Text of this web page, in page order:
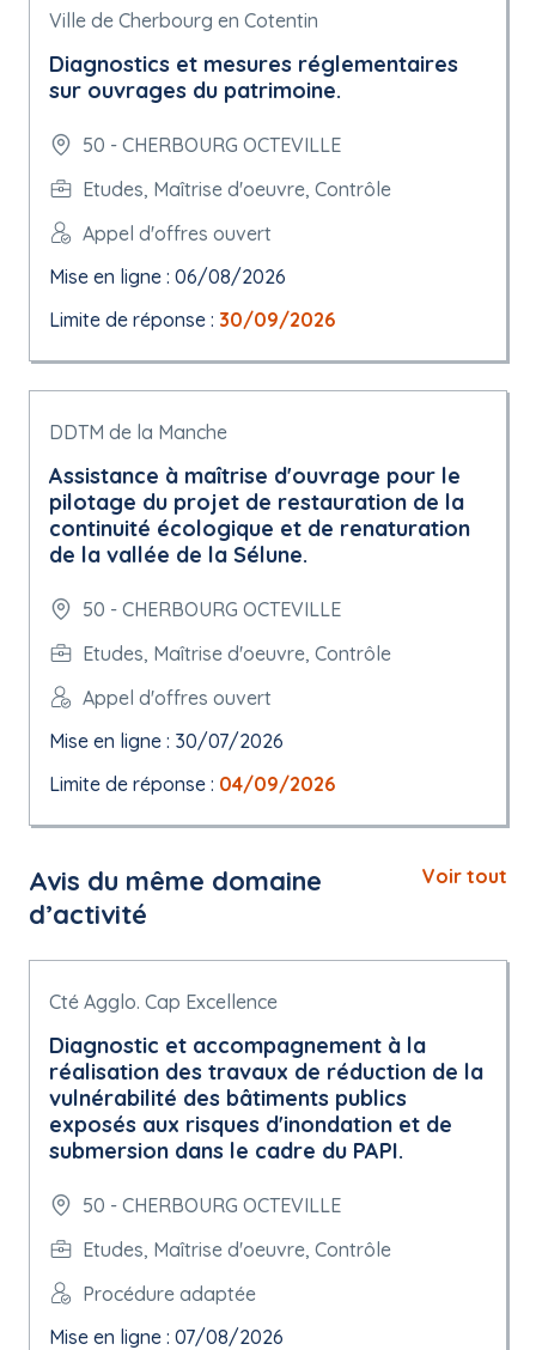
Ville de Cherbourg en Cotentin
Diagnostics et mesures réglementaires
sur ouvrages du patrimoine.
50 - CHERBOURG OCTEVILLE
Etudes, Maîtrise d'oeuvre, Contrôle
Appel d'offres ouvert
Mise en ligne : 06/08/2026
Limite de réponse : 30/09/2026
DDTM de la Manche
Assistance à maîtrise d'ouvrage pour le
pilotage du projet de restauration de la
continuité écologique et de renaturation
de la vallée de la Sélune.
50 - CHERBOURG OCTEVILLE
Etudes, Maîtrise d'oeuvre, Contrôle
Appel d'offres ouvert
Mise en ligne : 30/07/2026
Limite de réponse : 04/09/2026
Avis du même domaine
d’activité
Voir tout
Cté Agglo. Cap Excellence
Diagnostic et accompagnement à la
réalisation des travaux de réduction de la
vulnérabilité des bâtiments publics
exposés aux risques d'inondation et de
submersion dans le cadre du PAPI.
50 - CHERBOURG OCTEVILLE
Etudes, Maîtrise d'oeuvre, Contrôle
Procédure adaptée
Mise en ligne : 07/08/2026